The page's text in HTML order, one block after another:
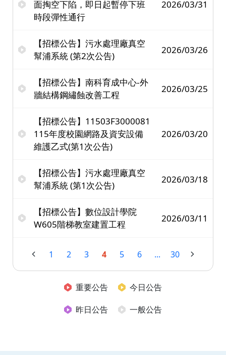
面掏空下陷，即日起暫停下班
時段彈性通行
2026/03/31
【招標公告】污水處理廠真空
幫浦系統 (第2次公告)
2026/03/26
【招標公告】南科育成中心-外
牆結構鋼繡蝕改善工程
2026/03/25
【招標公告】11503F3000081
115年度校園網路及資安設備
維護乙式(第1次公告)
2026/03/20
【招標公告】污水處理廠真空
幫浦系統 (第1次公告)
2026/03/18
【招標公告】數位設計學院
W605階梯教室建置工程
2026/03/11
1 2 3 4 5 6 ... 30
重要公告
今日公告
昨日公告
一般公告